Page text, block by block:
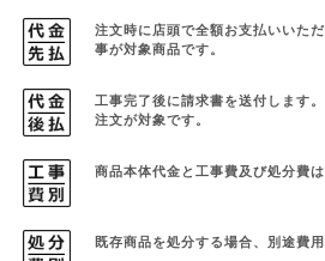
注文時に店頭で全額お支払いいた
事が対象商品です。
工事完了後に請求書を送付します
注文が対象です。
商品本体代金と工事費及び処分費
既存商品を処分する場合、別途費